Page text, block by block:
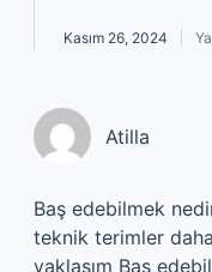
Kasım 26, 2024
Atilla
Baş edebilmek
teknik terimler
yaklaşım Baş